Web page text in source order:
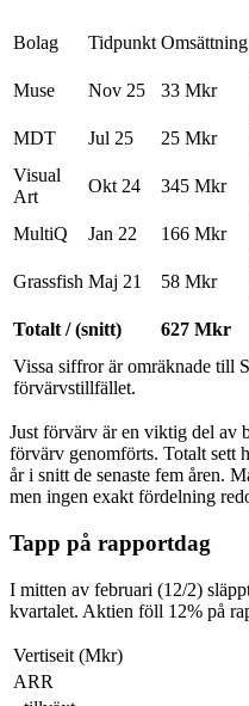
Bolag Tidpunkt Omsättning
Muse Nov 25 33 Mkr
MDT Jul 25 25 Mkr
Visual
Art
Okt 24 345 Mkr
MultiQ Jan 22 166 Mkr
Grassfish Maj 21 58 Mkr
Totalt / (snitt) 627 Mkr
Vissa siffror är omräknade till
förvärvstillfället.
Just förvärv är en viktig del av
förvärv genomförts. Totalt sett
år i snitt de senaste fem åren.
men ingen exakt fördelning
Tapp på rapportdag
I mitten av februari (12/2)
kvartalet. Aktien föll 12% på
Vertiseit (Mkr)
ARR